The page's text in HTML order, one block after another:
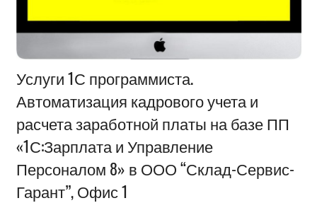
Информация
Услуги 1С программиста.
Автоматизация кадрового учета и
расчета заработной платы на базе ПП
«1С:Зарплата и Управление
Персоналом 8» в ООО “Склад-Сервис-
Гарант”, Офис 1